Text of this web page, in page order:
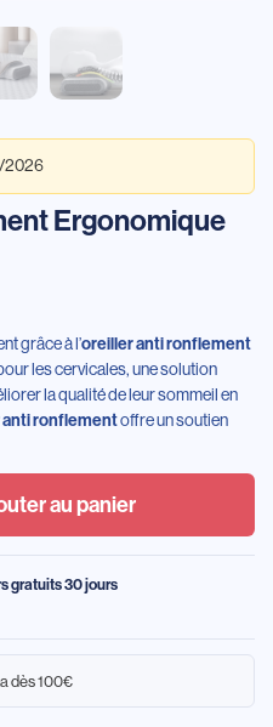
2026
Ergonomique
grâce à l’oreiller anti ronflement
les cervicales, une solution
la qualité de leur sommeil en
ronflementoffre un soutien
au panier
gratuits 30 jours
dès 100€